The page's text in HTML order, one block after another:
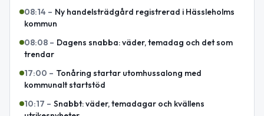
08:14 – Ny handelsträdgård registrerad i Hässleholms
kommun
08:08 – Dagens snabba: väder, temadag och det som
trendar
17:00 – Tonåring startar utomhussalong med
kommunalt startstöd
10:17 – Snabbt: väder, temadagar och kvällens